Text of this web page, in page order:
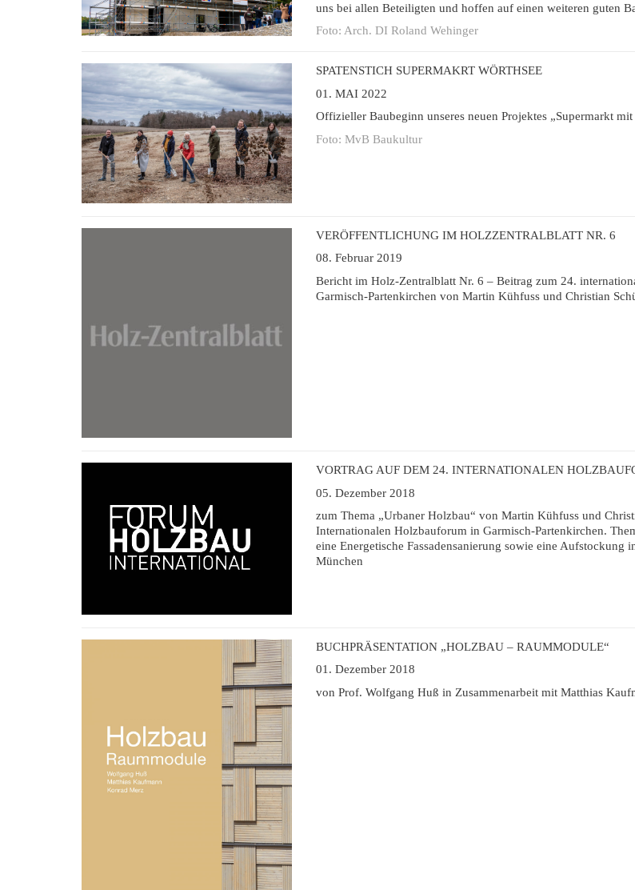
uns bei allen Beteiligten und hoffen auf einen weiteren guten
Foto: Arch. DI Roland Wehinger
SPATENSTICH SUPERMAKRT WÖRTHSEE
01. MAI 2022
Offizieller Baubeginn unseres neuen Projektes „Supermarkt
Foto: MvB Baukultur
VERÖFFENTLICHUNG IM HOLZZENTRALBLATT NR. 6
08. Februar 2019
Bericht im Holz-Zentralblatt Nr. 6 – Beitrag zum 24.
Garmisch-Partenkirchen von Martin Kühfuss und Christian
VORTRAG AUF DEM 24. INTERNATIONALEN
05. Dezember 2018
zum Thema „Urbaner Holzbau“ von Martin Kühfuss und
Internationalen Holzbauforum in Garmisch-Partenkirchen.
eine Energetische Fassadensanierung sowie eine Aufstockung
München
BUCHPRÄSENTATION „HOLZBAU – RAUMMODULE“
01. Dezember 2018
von Prof. Wolfgang Huß in Zusammenarbeit mit Matthias